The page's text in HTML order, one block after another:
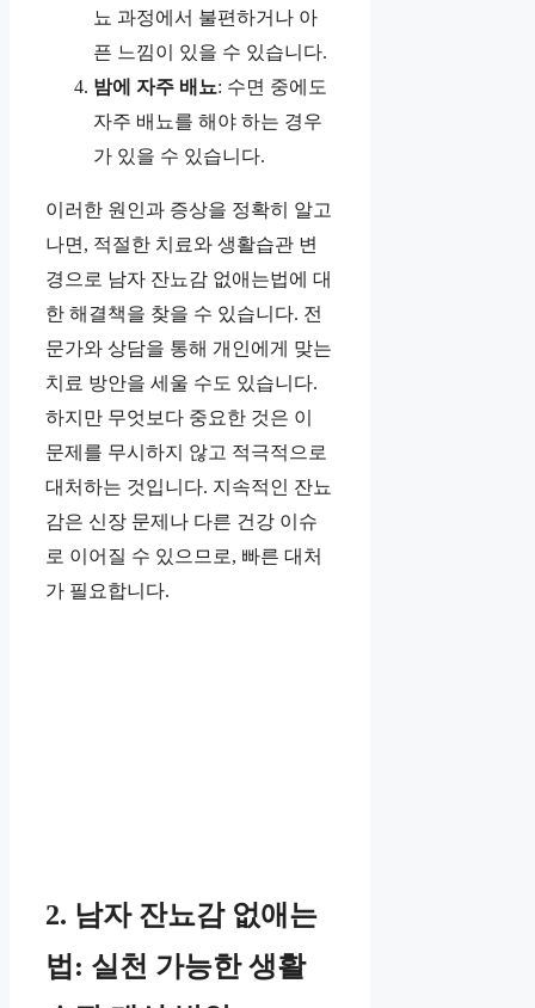
뇨 과정에서 불편하거나 아
픈 느낌이 있을 수 있습니다.
밤에 자주 배뇨: 수면 중에도
자주 배뇨를 해야 하는 경우
가 있을 수 있습니다.
이러한 원인과 증상을 정확히 알고
나면, 적절한 치료와 생활습관 변
경으로 남자 잔뇨감 없애는법에 대
한 해결책을 찾을 수 있습니다. 전
문가와 상담을 통해 개인에게 맞는
치료 방안을 세울 수도 있습니다.
하지만 무엇보다 중요한 것은 이
문제를 무시하지 않고 적극적으로
대처하는 것입니다. 지속적인 잔뇨
감은 신장 문제나 다른 건강 이슈
로 이어질 수 있으므로, 빠른 대처
가 필요합니다.
2. 남자 잔뇨감 없애는
법: 실천 가능한 생활